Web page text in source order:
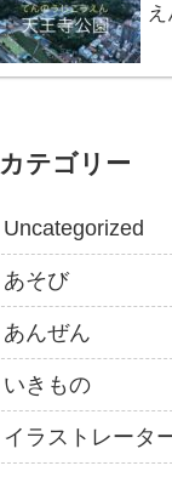
え
カテゴリー
Uncategorized
あそび
あんぜん
いきもの
イラストレータ